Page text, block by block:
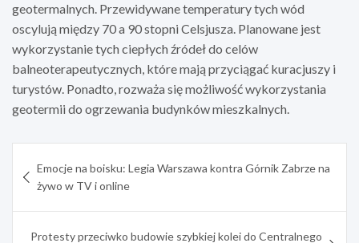
geotermalnych. Przewidywane temperatury tych wód
oscylują między 70 a 90 stopni Celsjusza. Planowane jest
wykorzystanie tych ciepłych źródeł do celów
balneoterapeutycznych, które mają przyciągać kuracjuszy i
turystów. Ponadto, rozważa się możliwość wykorzystania
geotermii do ogrzewania budynków mieszkalnych.
wpisu
Emocje na boisku: Legia Warszawa kontra Górnik Zabrze na
żywo w TV i online
Protesty przeciwko budowie szybkiej kolei do Centralnego